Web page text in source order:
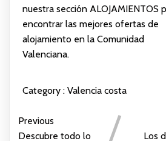
nuestra sección ALOJAMIENTOS
encontrar las mejores ofertas de
alojamiento en la Comunidad
Valenciana.
Category : Valencia costa
Previous
Descubre todo lo
Los